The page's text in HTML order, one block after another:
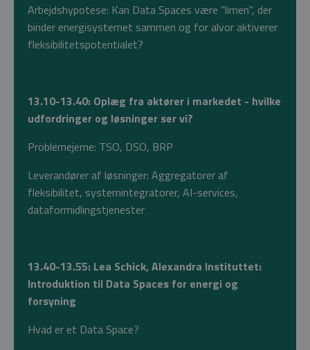
Arbejdshypotese: Kan Data Spaces være "limen", der
binder energisystemet sammen og for alvor aktiverer
fleksibilitetspotentialet?
13.10-13.40: Oplæg fra aktører i markedet - hvilke
udfordringer og løsninger ser vi?
Problemejerne: TSO, DSO, BRP
Leverandører af løsninger: Aggregatorer af
fleksibilitet, systemintegratorer, AI-services,
dataformidlingstjenester
13.40-13.55: Lea Schick, Alexandra Instituttet:
Introduktion til Data Spaces for energi og
forsyning
Hvad er et Data Space?